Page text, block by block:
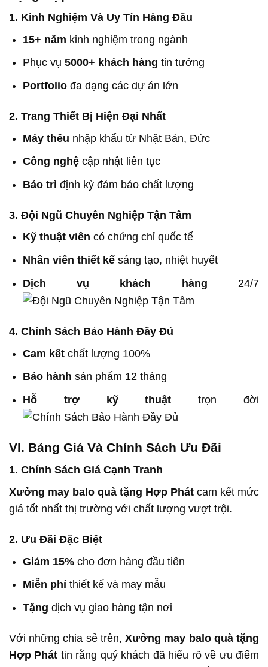
1. Kinh Nghiệm Và Uy Tín Hàng Đầu
15+ năm kinh nghiệm trong ngành
Phục vụ 5000+ khách hàng tin tưởng
Portfoliođa dạng các dự án lớn
2. Trang Thiết Bị Hiện Đại Nhất
Máy thêu nhập khẩu từ Nhật Bản, Đức
Công nghệcập nhật liên tục
Bảo trì định kỳ đảm bảo chất lượng
3. Đội Ngũ Chuyên Nghiệp Tận Tâm
Kỹ thuật viên có chứng chỉ quốc tế
Nhân viên thiết kếsáng tạo, nhiệt huyết
Dịch vụ khách hàng 24/7
4. Chính Sách Bảo Hành Đầy Đủ
Cam kếtchất lượng 100%
Bảo hành sản phẩm 12 tháng
Hỗ trợ kỹ thuật trọn đời
VI. Bảng Giá Và Chính Sách Ưu Đãi
1. Chính Sách Giá Cạnh Tranh
Xưởng may balo quà tặng Hợp Phát cam kết mức
giá tốt nhất thị trường với chất lượng vượt trội.
2. Ưu Đãi Đặc Biệt
Giảm 15%cho đơn hàng đầu tiên
Miễn phíthiết kế và may mẫu
Tặng dịch vụ giao hàng tận nơi
Với những chia sẻ trên,Xưởng may balo quà tặng
Hợp Phát tin rằng quý khách đã hiểu rõ về ưu điểm